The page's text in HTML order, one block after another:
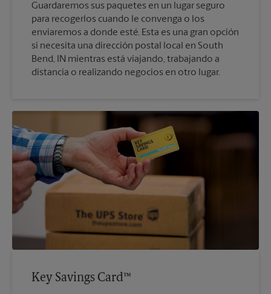
Guardaremos sus paquetes en un lugar seguro
para recogerlos cuando le convenga o los
enviaremos a donde esté. Esta es una gran opción
si necesita una dirección postal local en South
Bend, IN mientras está viajando, trabajando a
distancia o realizando negocios en otro lugar.
Key Savings Card™